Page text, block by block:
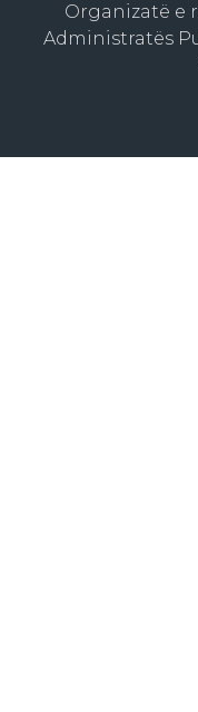
Organizatë e
Administratës